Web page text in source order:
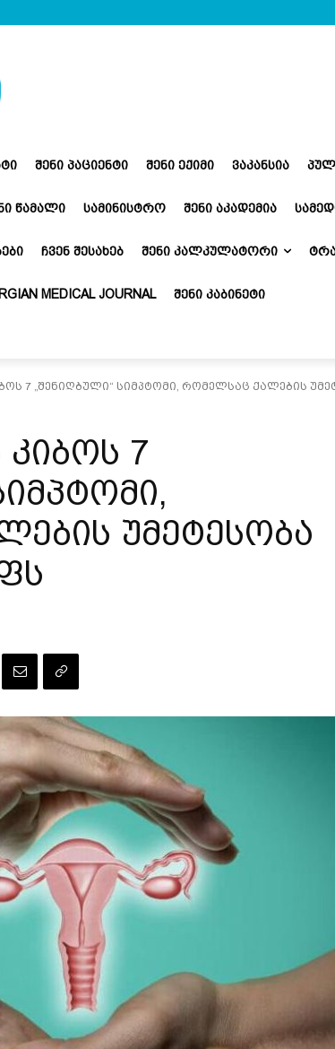
ᲨᲔᲜᲘ ᲞᲐᲪᲘᲔᲜᲢᲘ ᲨᲔᲜᲘ ᲔᲥᲘᲛᲘ ᲕᲐᲙᲐᲜᲡᲘᲐ
ᲬᲐᲛᲐᲚᲘ ᲡᲐᲛᲘᲜᲘᲡᲢᲠᲝ ᲨᲔᲜᲘ ᲐᲙᲐᲓᲔᲛᲘᲐ
ᲩᲕᲔᲜ ᲨᲔᲡᲐᲮᲔᲑ ᲨᲔᲜᲘ ᲙᲐᲚᲙᲣᲚᲐᲢᲝᲠᲘ
MEDICAL JOURNAL ᲨᲔᲜᲘ ᲙᲐᲑᲘᲜᲔᲢᲘ
7 „შენიღბული“ სიმპტომი, რომელსაც ქალების
7
უმეტესობა